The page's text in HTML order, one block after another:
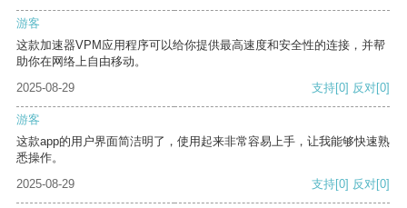
游客
这款加速器VPM应用程序可以给你提供最高速度和安全性的连接，并帮
助你在网络上自由移动。
2025-08-29
支持[0] 反对[0]
游客
这款app的用户界面简洁明了，使用起来非常容易上手，让我能够快速熟
悉操作。
2025-08-29
支持[0] 反对[0]